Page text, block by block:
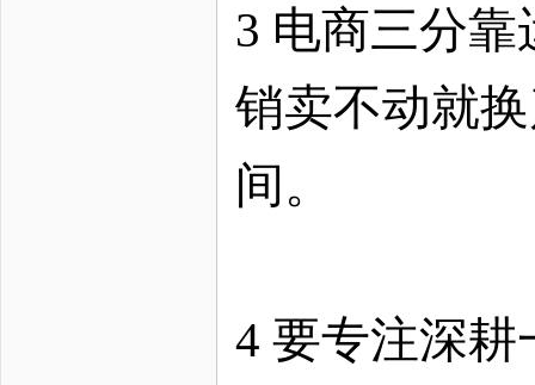
3 电商三分
销卖不动就
间。
4 要专注深